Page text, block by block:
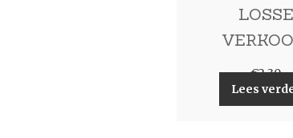
LOSSE
€2,30
Lees